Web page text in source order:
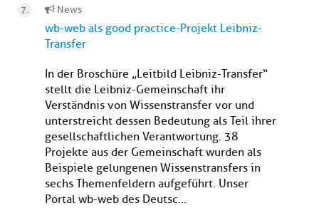
News
wb-web als good practice-Projekt Leibniz-
Transfer
In der Broschüre „Leitbild Leibniz-Transfer“
stellt die Leibniz-Gemeinschaft ihr
Verständnis von Wissenstransfer vor und
unterstreicht dessen Bedeutung als Teil ihrer
gesellschaftlichen Verantwortung. 38
Projekte aus der Gemeinschaft wurden als
Beispiele gelungenen Wissenstransfers in
sechs Themenfeldern aufgeführt. Unser
Portal wb-web des Deutsc...